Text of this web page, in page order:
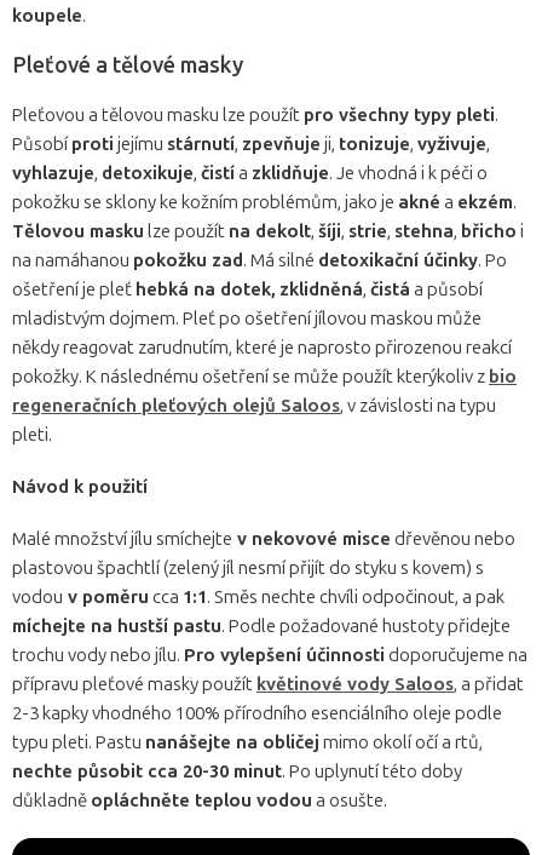
koupele.
Pleťové a tělové masky
Pleťovou a tělovou masku lze použít pro všechny typy pleti.
Působíproti jejímu stárnutí, zpevňuje ji, tonizuje, vyživuje,
vyhlazuje, detoxikuje, čistía zklidňuje. Je vhodná i k péči o
pokožku se sklony ke kožním problémům, jako je akné a ekzém.
Tělovou masku lze použít na dekolt, šíji, strie, stehna, břicho i
na namáhanou pokožku zad. Má silné detoxikační účinky. Po
ošetření je pleť hebká na dotek, zklidněná, čistá a působí
mladistvým dojmem. Pleť po ošetření jílovou maskou může
někdy reagovat zarudnutím, které je naprosto přirozenou reakcí
pokožky. K následnému ošetření se může použít kterýkoliv z bio
regeneračních pleťových olejů Saloos, v závislosti na typu
pleti.
Návod k použití
Malé množství jílu smíchejte v nekovové misce dřevěnou nebo
plastovou špachtlí (zelený jíl nesmí přijít do styku s kovem) s
vodou v poměru cca 1:1. Směs nechte chvíli odpočinout, a pak
míchejte na hustší pastu. Podle požadované hustoty přidejte
trochu vody nebo jílu. Pro vylepšení účinnosti doporučujeme na
přípravu pleťové masky použít květinové vody Saloos, a přidat
2-3 kapky vhodného 100% přírodního esenciálního oleje podle
typu pleti. Pastu nanášejte na obličej mimo okolí očí a rtů,
nechte působit cca 20-30 minut. Po uplynutí této doby
důkladně opláchněte teplou vodou a osušte.